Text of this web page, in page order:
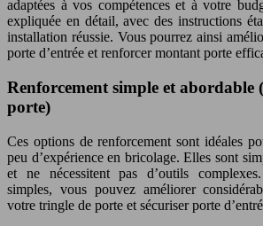
adaptées à vos compétences et à votre
expliquée en détail, avec des instructions
installation réussie. Vous pourrez ainsi
porte d’entrée et renforcer montant porte
Renforcement simple et abordable
porte)
Ces options de renforcement sont idéales
peu d’expérience en bricolage. Elles sont
et ne nécessitent pas d’outils
simples, vous pouvez améliorer
votre tringle de porte et sécuriser porte